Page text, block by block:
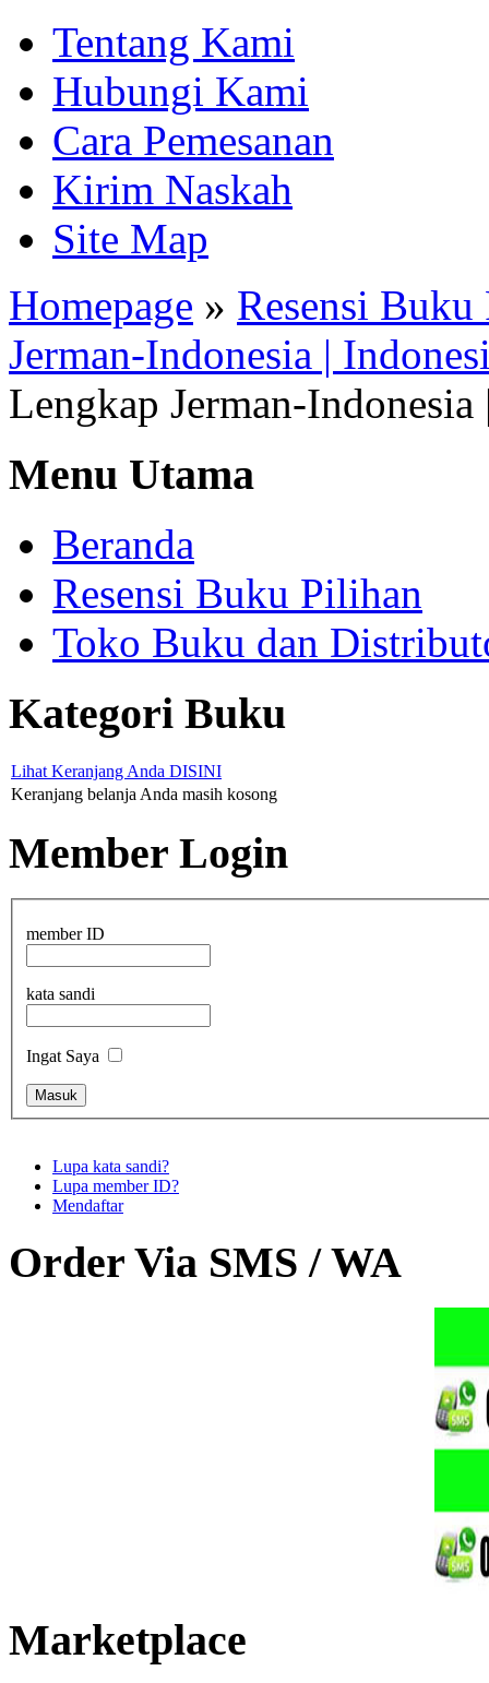
Tentang Kami
Hubungi Kami
Cara Pemesanan
Kirim Naskah
Site Map
Homepage » Resensi
Jerman-Indonesia |
Lengkap Jerman-Indonesia
Menu Utama
Beranda
Resensi Buku Pilihan
Toko Buku dan
Kategori Buku
Lihat Keranjang Anda DISINI
Keranjang belanja Anda masih kosong
Member Login
member ID
kata sandi
Ingat Saya
Lupa kata sandi?
Lupa member ID?
Mendaftar
Order Via SMS / WA
Marketplace